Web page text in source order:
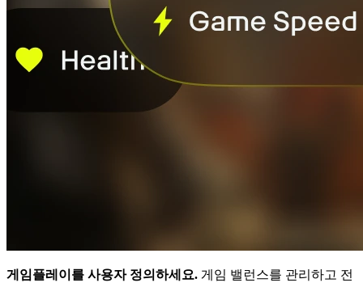
게임플레이를 사용자 정의하세요. 게임 밸런스를 관리하고 전